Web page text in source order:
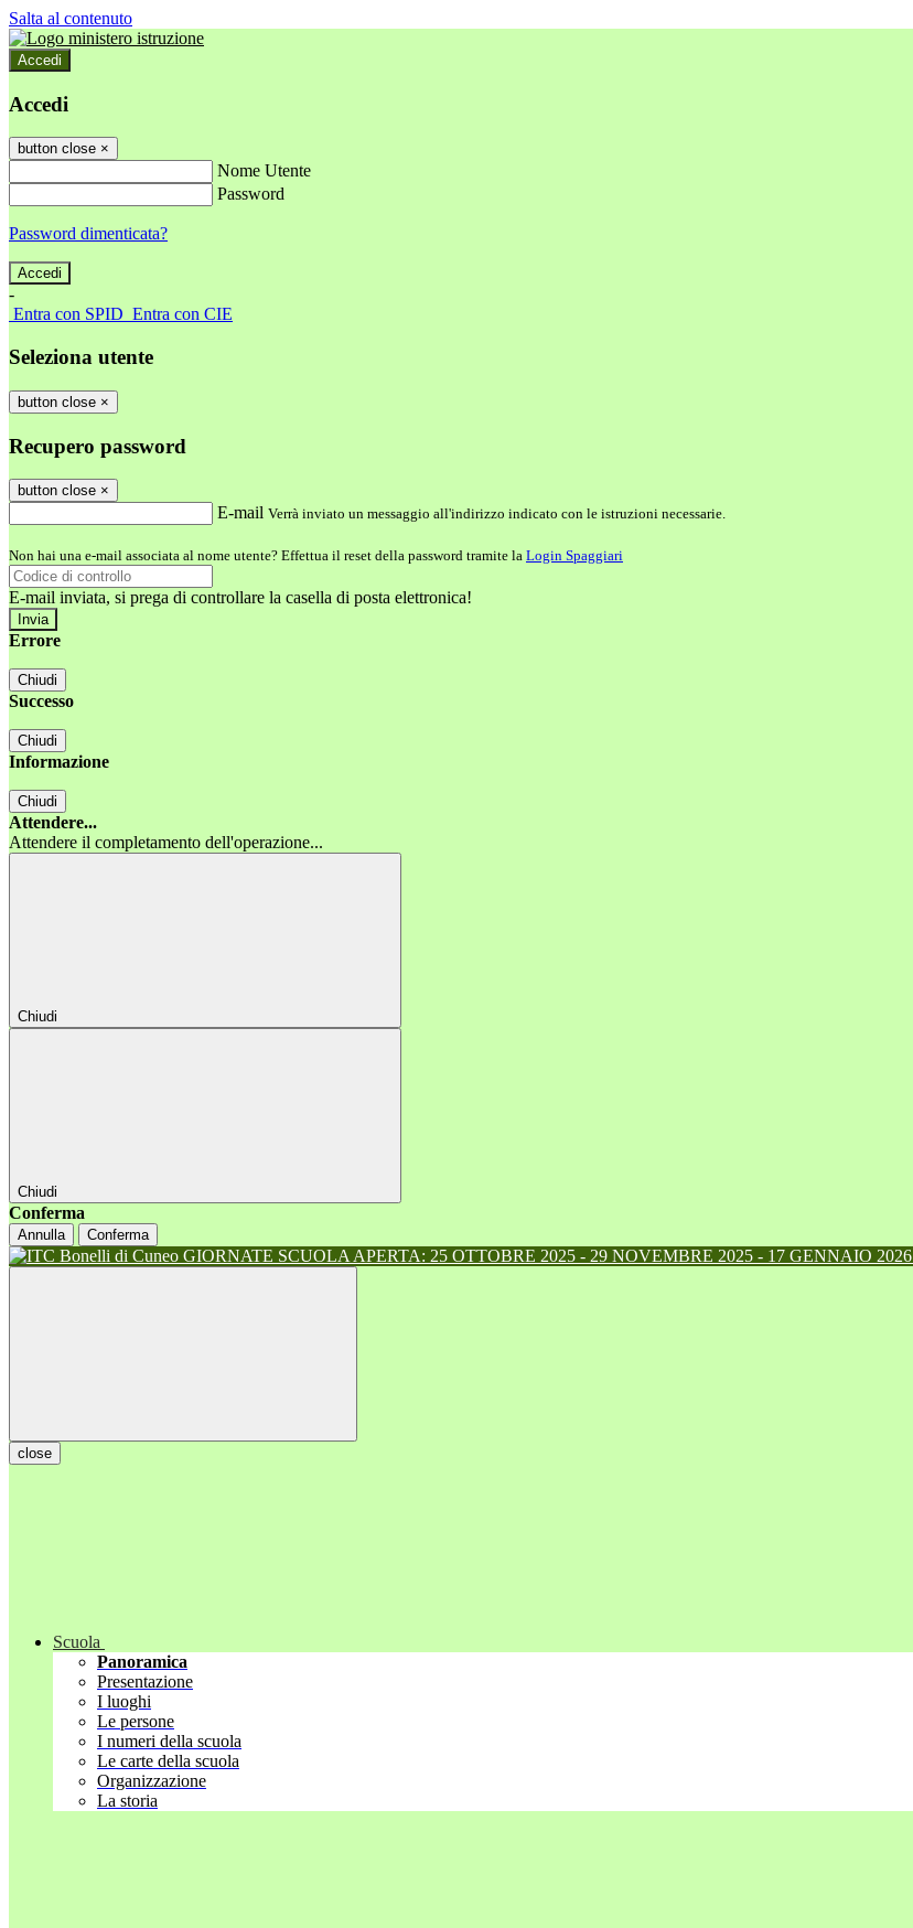
Salta al contenuto
Accedi
Accedi
button close ×
Nome Utente
Password
Password dimenticata?
-
Entra con SPID Entra con CIE
Seleziona utente
button close ×
Recupero password
button close ×
E-mail Verrà inviato un messaggio all'indirizzo indicato con le istruzioni necessarie.
Non hai una e-mail associata al nome utente? Effettua il reset della password tramite la Login Spaggiari
E-mail inviata, si prega di controllare la casella di posta elettronica!
Errore
Chiudi
Successo
Chiudi
Informazione
Chiudi
Attendere...
Attendere il completamento dell'operazione...
Chiudi
Chiudi
Conferma
Annulla Conferma
GIORNATE SCUOLA APERTA: 25 OTTOBRE 2025 - 29 NOVEMBRE 2025 - 17 GENNAIO 2026
close
Scuola
Panoramica
Presentazione
I luoghi
Le persone
I numeri della scuola
Le carte della scuola
Organizzazione
La storia